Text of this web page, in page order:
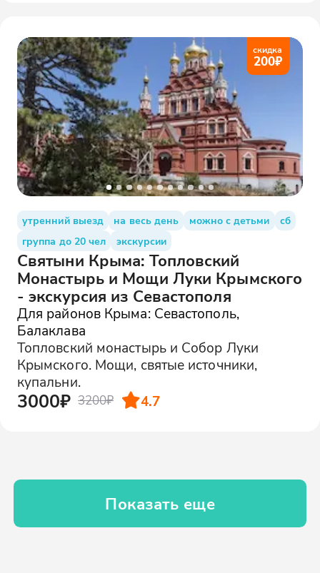
скидка
200₽
утренний выезд на весь день можно с детьми
сб
группа до 20 чел
экскурсии
Святыни Крыма: Топловский
Монастырь и Мощи Луки Крымского
- экскурсия из Севастополя
Для районов Крыма: Севастополь,
Балаклава
Топловский монастырь и Собор Луки
Крымского. Мощи, святые источники,
купальни.
3000₽ 3200₽ 4.7
Показать еще